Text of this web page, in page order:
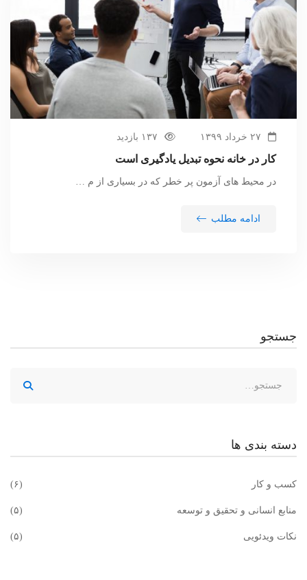
۲۷ خرداد ۱۳۹۹ ۱۳۷ بازدید
کار در خانه نحوه تبدیل یادگیری است
در محیط های آزمون پر خطر که در بسیاری از م …
ادامه مطلب
جستجو
دسته بندی ها
کسب و کار (۶)
منابع انسانی و تحقیق و توسعه (۵)
نکات ویدئویی (۵)